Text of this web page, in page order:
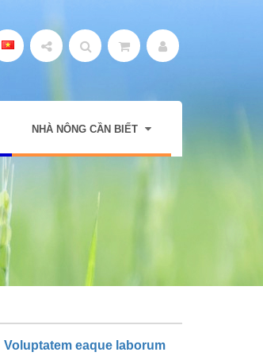
NHÀ NÔNG CẦN BIẾT
Voluptatem eaque laborum